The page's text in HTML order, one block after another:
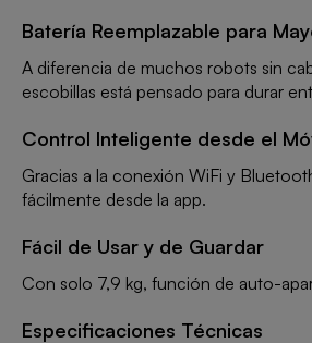
Batería Reemplazable para
A diferencia de muchos robots sin
escobillas está pensado para durar
Control Inteligente desde el
Gracias a la conexión WiFi y
fácilmente desde la app.
Fácil de Usar y de Guardar
Con solo 7,9 kg, función de auto-
Especificaciones Técnicas